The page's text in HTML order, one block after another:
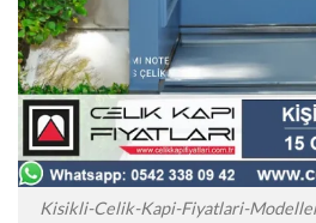
Kisikli-Celik-Kapi-Fiyatlari-